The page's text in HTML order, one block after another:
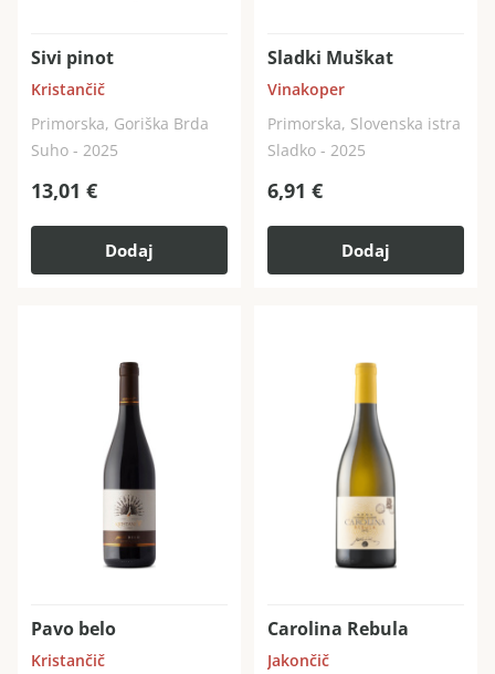
Sivi pinot
Kristančič
Primorska, Goriška Brda
Suho - 2025
13,01 €
Dodaj
Sladki Muškat
Vinakoper
Primorska, Slovenska istra
Sladko - 2025
6,91 €
Dodaj
Pavo belo
Kristančič
Carolina Rebula
Jakončič